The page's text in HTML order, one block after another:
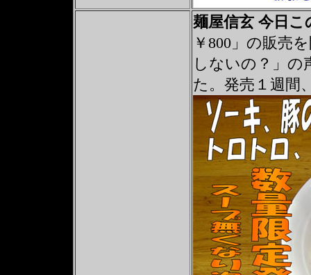
麺屋信玄 今日
￥800」の販売
しないの？」の
た。発売１週間